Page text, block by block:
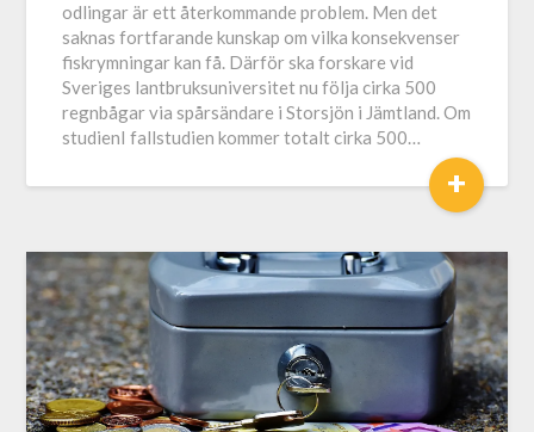
odlingar är ett återkommande problem. Men det
saknas fortfarande kunskap om vilka konsekvenser
fiskrymningar kan få. Därför ska forskare vid
Sveriges lantbruksuniversitet nu följa cirka 500
regnbågar via spårsändare i Storsjön i Jämtland. Om
studienI fallstudien kommer totalt cirka 500…
+